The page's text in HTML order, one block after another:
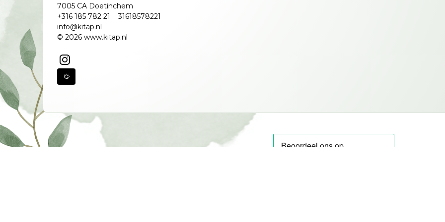
7005 CA Doetinchem
+316 185 782 21
31618578221
info@kitap.nl
© 2026 www.kitap.nl